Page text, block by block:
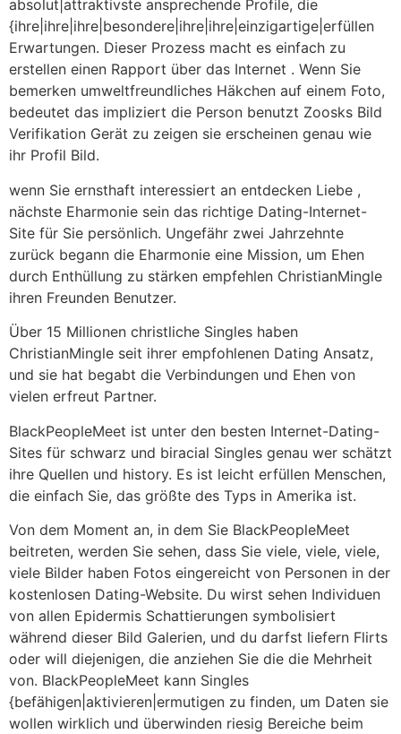
absolut|attraktivste ansprechende Profile, die
{ihre|ihre|ihre|besondere|ihre|ihre|einzigartige|erfüllen
Erwartungen. Dieser Prozess macht es einfach zu
erstellen einen Rapport über das Internet . Wenn Sie
bemerken umweltfreundliches Häkchen auf einem Foto,
bedeutet das impliziert die Person benutzt Zoosks Bild
Verifikation Gerät zu zeigen sie erscheinen genau wie
ihr Profil Bild.
wenn Sie ernsthaft interessiert an entdecken Liebe ,
nächste Eharmonie sein das richtige Dating-Internet-
Site für Sie persönlich. Ungefähr zwei Jahrzehnte
zurück begann die Eharmonie eine Mission, um Ehen
durch Enthüllung zu stärken empfehlen ChristianMingle
ihren Freunden Benutzer.
Über 15 Millionen christliche Singles haben
ChristianMingle seit ihrer empfohlenen Dating Ansatz,
und sie hat begabt die Verbindungen und Ehen von
vielen erfreut Partner.
BlackPeopleMeet ist unter den besten Internet-Dating-
Sites für schwarz und biracial Singles genau wer schätzt
ihre Quellen und history. Es ist leicht erfüllen Menschen,
die einfach Sie, das größte des Typs in Amerika ist.
Von dem Moment an, in dem Sie BlackPeopleMeet
beitreten, werden Sie sehen, dass Sie viele, viele, viele,
viele Bilder haben Fotos eingereicht von Personen in der
kostenlosen Dating-Website. Du wirst sehen Individuen
von allen Epidermis Schattierungen symbolisiert
während dieser Bild Galerien, und du darfst liefern Flirts
oder will diejenigen, die anziehen Sie die die Mehrheit
von. BlackPeopleMeet kann Singles
{befähigen|aktivieren|ermutigen zu finden, um Daten sie
wollen wirklich und überwinden riesig Bereiche beim